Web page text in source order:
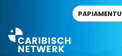
PAPIAMENTU